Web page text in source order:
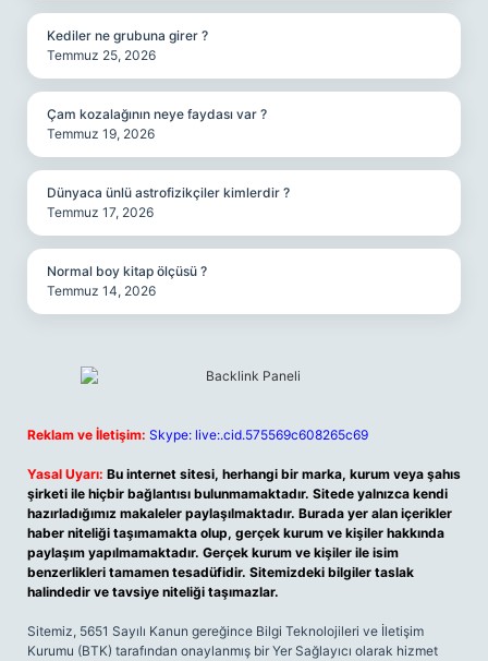
Kediler ne grubuna girer ?
Temmuz 25, 2026
Çam kozalağının neye faydası var ?
Temmuz 19, 2026
Dünyaca ünlü astrofizikçiler kimlerdir ?
Temmuz 17, 2026
Normal boy kitap ölçüsü ?
Temmuz 14, 2026
Reklam ve İletişim: Skype: live:.cid.575569c608265c69
Yasal Uyarı: Bu internet sitesi, herhangi bir marka, kurum veya şahıs
şirketi ile hiçbir bağlantısı bulunmamaktadır. Sitede yalnızca kendi
hazırladığımız makaleler paylaşılmaktadır. Burada yer alan içerikler
haber niteliği taşımamakta olup, gerçek kurum ve kişiler hakkında
paylaşım yapılmamaktadır. Gerçek kurum ve kişiler ile isim
benzerlikleri tamamen tesadüfidir. Sitemizdeki bilgiler taslak
halindedir ve tavsiye niteliği taşımazlar.
Sitemiz, 5651 Sayılı Kanun gereğince Bilgi Teknolojileri ve İletişim
Kurumu (BTK) tarafından onaylanmış bir Yer Sağlayıcı olarak hizmet